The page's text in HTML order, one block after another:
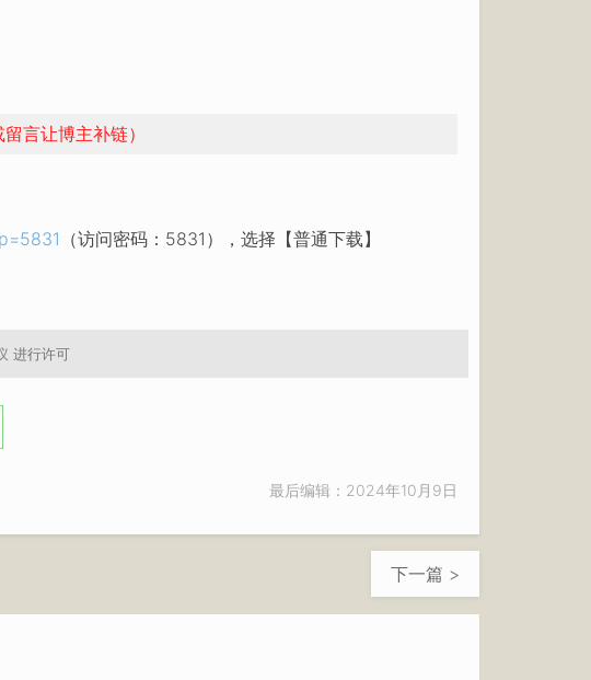
言让博主补链）
（访问密码：5831），选择【普通下载】
进行许可
最后编辑：2024年10月9日
下一篇 >